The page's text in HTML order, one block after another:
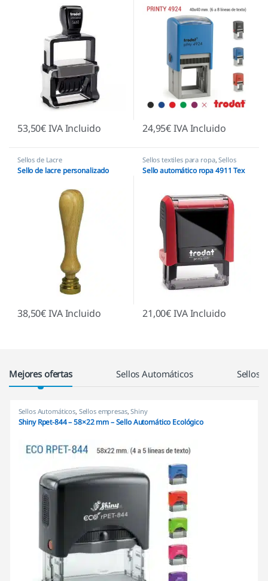
53,50€IVA Incluido 24,95€IVA Incluido
Sellos de Lacre
Sello de lacre personalizado
38,50€IVA Incluido
Sellos textiles para ropa,Sellos
para niños
Sello automático ropa 4911 Tex
21,00€IVA Incluido
Los Productos De La Cuadrícula
Mejores ofertas Sellos Automáticos Sellos
Sellos Automáticos, Sellos empresas,Shiny
Shiny Rpet-844 – 58×22 mm – Sello Automático Ecológico